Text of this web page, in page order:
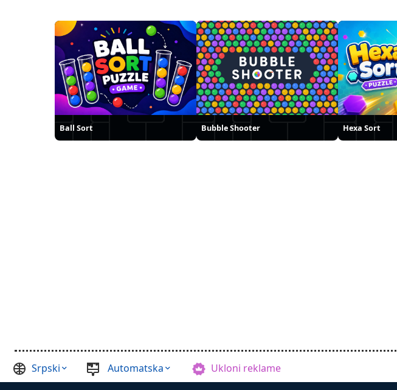
Ball Sort Bubble Shooter Hexa Sort
Srpski Automatska Ukloni reklame